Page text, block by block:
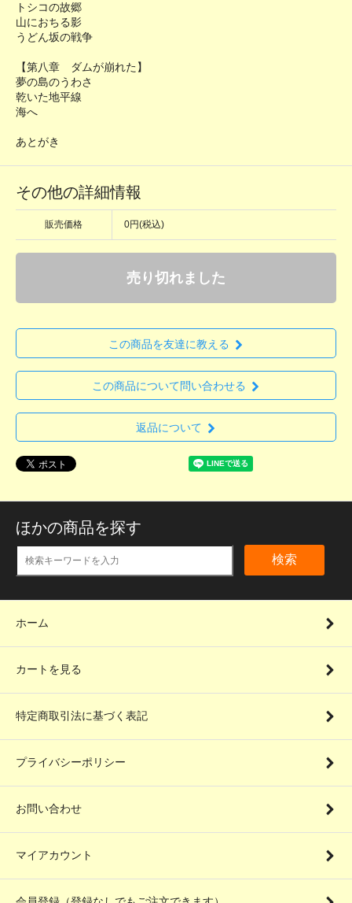
トシコの故郷
山におちる影
うどん坂の戦争
【第八章 ダムが崩れた】
夢の島のうわさ
乾いた地平線
海へ
あとがき
その他の詳細情報
販売価格 0円(税込)
売り切れました
この商品を友達に教える
この商品について問い合わせる
返品について
ほかの商品を探す
検索
ホーム
カートを見る
特定商取引法に基づく表記
プライバシーポリシー
お問い合わせ
マイアカウント